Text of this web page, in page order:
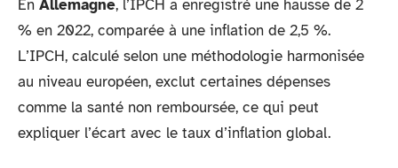
En Allemagne, l’IPCH a enregistré une hausse de 2
% en 2022, comparée à une inflation de 2,5 %.
L’IPCH, calculé selon une méthodologie harmonisée
au niveau européen, exclut certaines dépenses
comme la santé non remboursée, ce qui peut
expliquer l’écart avec le taux d’inflation global.